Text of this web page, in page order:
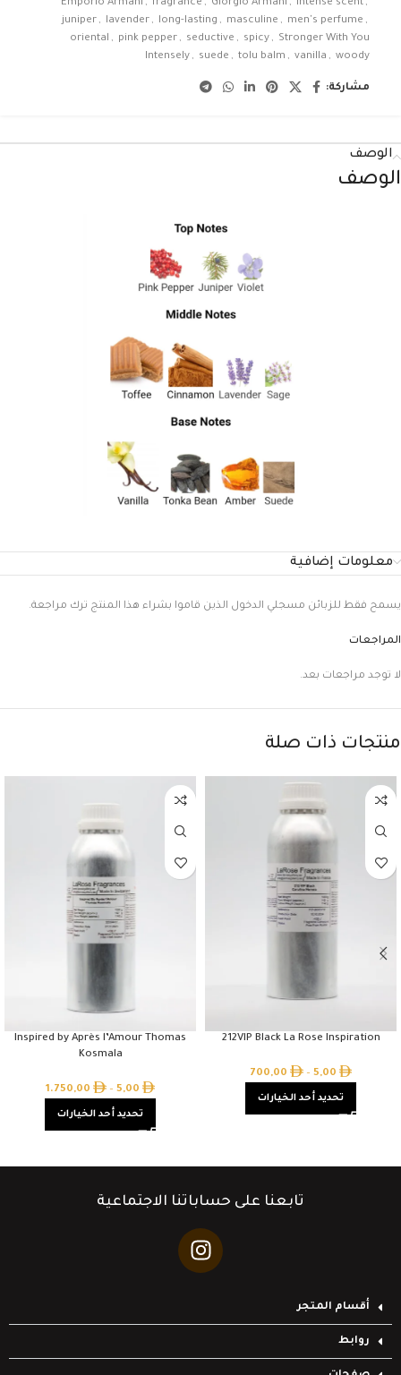
Emporio Armani , fragrance , Giorgio Armani , intense scent ,
juniper , lavender , long-lasting , masculine , men's perfume ,
oriental , pink pepper , seductive , spicy , Stronger With You
Intensely , suede , tolu balm , vanilla , woody
مشاركة:
الوصف
الوصف
معلومات إضافية
المراجعات
لا توجد مراجعات بعد.
يسمح فقط للزبائن مسجلي الدخول الذين قاموا بشراء هذا المنتج ترك مراجعة.
منتجات ذات صلة
212VIP Black La Rose Inspiration
5,00
–
700,00
تحديد أحد الخيارات
Inspired by Après l’Amour Thomas
Kosmala
5,00
–
1.750,00
تحديد أحد الخيارات
تابعنا على حساباتنا الاجتماعية
أقسام المتجر
روابط